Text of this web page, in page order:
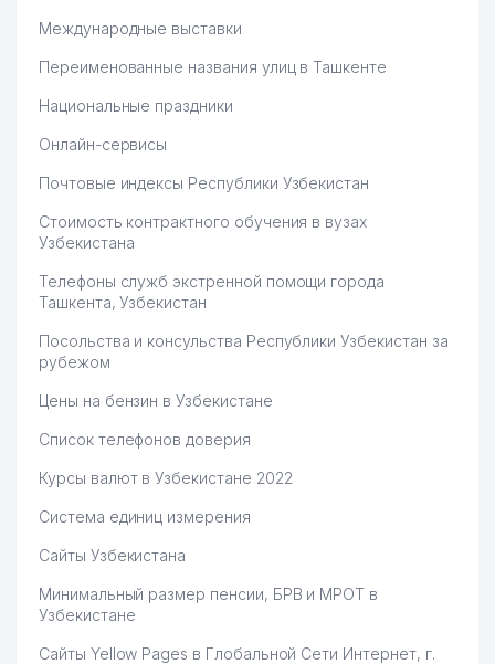
Международные выставки
Переименованные названия улиц в Ташкенте
Национальные праздники
Онлайн-сервисы
Почтовые индексы Республики Узбекистан
Стоимость контрактного обучения в вузах
Узбекистана
Телефоны служб экстренной помощи города
Ташкента, Узбекистан
Посольства и консульства Республики Узбекистан за
рубежом
Цены на бензин в Узбекистане
Список телефонов доверия
Курсы валют в Узбекистане 2022
Система единиц измерения
Сайты Узбекистана
Минимальный размер пенсии, БРВ и МРОТ в
Узбекистане
Сайты Yellow Pages в Глобальной Сети Интернет, г.